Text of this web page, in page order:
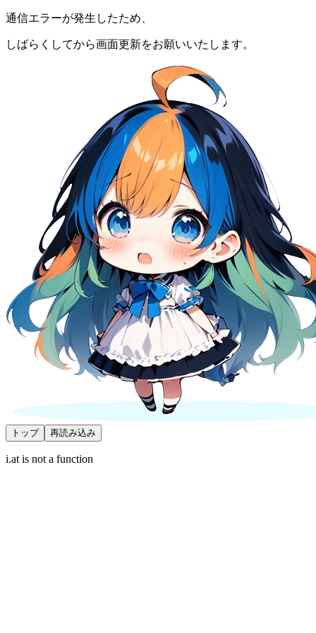
通信エラーが発生したため、
しばらくしてから画面更新をお願いいたします。
トップ 再読み込み
i.at is not a function